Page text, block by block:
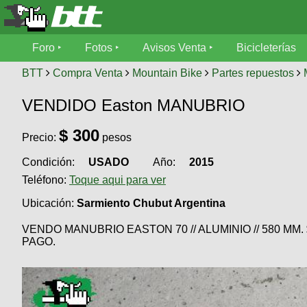
Foro
Foro
Mecánica
Fotos
tu
foto
Galeria
XC
Bicicletas
Descenso
Dirt
Avisos
SUBÍ
tu
aviso
Buscar
Fotos
Bicicleterías
Bicicletas
Bicicletas
Tandem
Freerider
Videos
Cicloturismo
Salidas
Usuarios
Foro Fotos Avisos Venta Bicicleterías
BTT Compra Venta Mountain Bike Partes repuestos
VENDIDO Easton MANUBRIO
Precio: $ 300 pesos
Condición: USADO Año:
2015
Teléfono: Toque aqui para ver
Ubicación: Sarmiento Chubut Argentina
VENDO MANUBRIO EASTON 70 // ALUMINIO // 580
PAGO.